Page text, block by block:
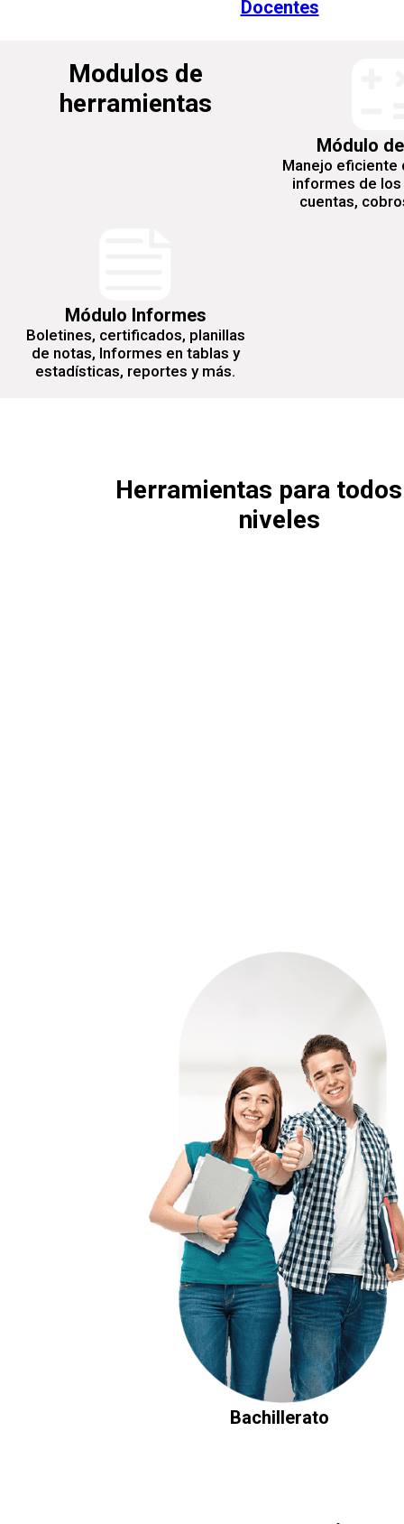
Docentes
Modulos de
herramientas
Módulo
Manejo eficiente
informes de
cuentas,
Módulo Informes
Boletines, certificados, planillas
de notas, Informes en tablas y
estadísticas, reportes y más.
Herramientas para
niveles
Bachillerato